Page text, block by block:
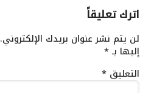
اترك تعليقاً
لن يتم نشر عنوان بريدك الإلكتروني.
إليها بـ*
التعليق *